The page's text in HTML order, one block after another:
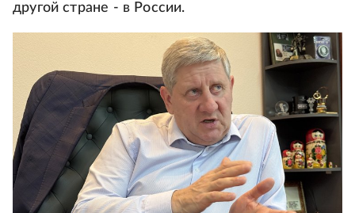
другой стране - в России.